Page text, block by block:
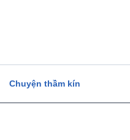
Chuyện thầm kín